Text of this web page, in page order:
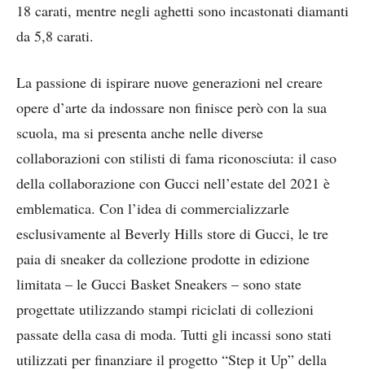
18 carati, mentre negli aghetti sono incastonati diamanti
da 5,8 carati.
La passione di ispirare nuove generazioni nel creare
opere d’arte da indossare non finisce però con la sua
scuola, ma si presenta anche nelle diverse
collaborazioni con stilisti di fama riconosciuta: il caso
della collaborazione con Gucci nell’estate del 2021 è
emblematica. Con l’idea di commercializzarle
esclusivamente al Beverly Hills store di Gucci, le tre
paia di sneaker da collezione prodotte in edizione
limitata – le Gucci Basket Sneakers – sono state
progettate utilizzando stampi riciclati di collezioni
passate della casa di moda. Tutti gli incassi sono stati
utilizzati per finanziare il progetto “Step it Up” della